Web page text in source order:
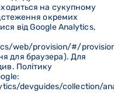
на сукупному
окремих
від Google Analytics,
web/provision/#/
для браузера). Для
Політику
devguides/collection/